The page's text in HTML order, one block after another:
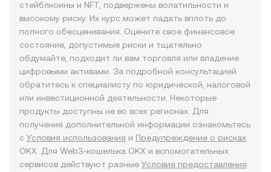
стейблкоины и NFT, подвержены волатильности и
высокому риску. Их курс может падать вплоть до
полного обесценивания. Оцените свое финансовое
состояние, допустимые риски и тщательно
обдумайте, подходит ли вам торговля или владение
цифровыми активами. За подробной консультацией
обратитесь к специалисту по юридической, налоговой
или инвестиционной деятельности. Некоторые
продукты доступны не во всех регионах. Для
получения дополнительной информации ознакомьтесь
с Условия использования и Предупреждение о рисках
OKX. Для Web3-кошелька OKX и вспомогательных
сервисов действуют разные Условия предоставления